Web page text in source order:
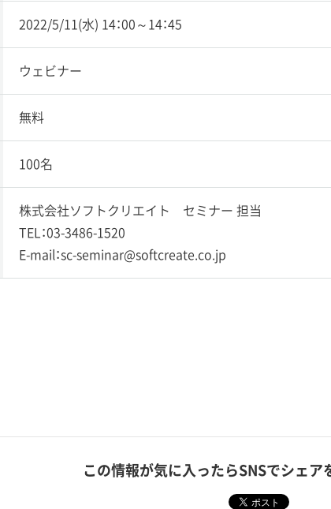
2022/5/11(水) 14：00～14：45
ウェビナー
無料
100名
株式会社ソフトクリエイト セミナー 担当
TEL：03-3486-1520
E-mail：sc-seminar@softcreate.co.jp
この情報が気に入ったらSNSでシェア